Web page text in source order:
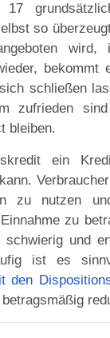
so
bekommt
schließen
zufrieden
bleiben.
ein
zu nutzen
zu
und
ist es
den